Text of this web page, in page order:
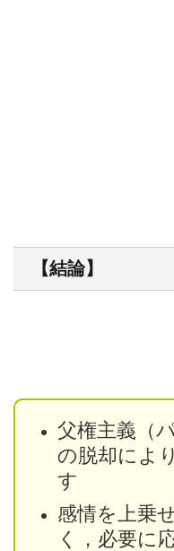
【結論】
父権主義（
の脱却によ
す
感情を上乗
く，必要に